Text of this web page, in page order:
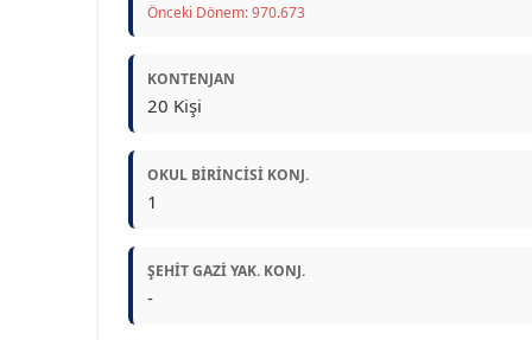
Önceki Dönem: 970.673
KONTENJAN
20 Kişi
OKUL BIRINCISI KONJ.
1
ŞEHIT GAZI YAK. KONJ.
-